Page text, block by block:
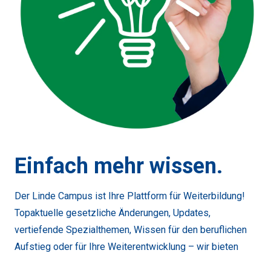
Einfach mehr wissen.
Der Linde Campus ist Ihre Plattform für Weiterbildung!
Topaktuelle gesetzliche Änderungen, Updates,
vertiefende Spezialthemen, Wissen für den beruflichen
Aufstieg oder für Ihre Weiterentwicklung – wir bieten